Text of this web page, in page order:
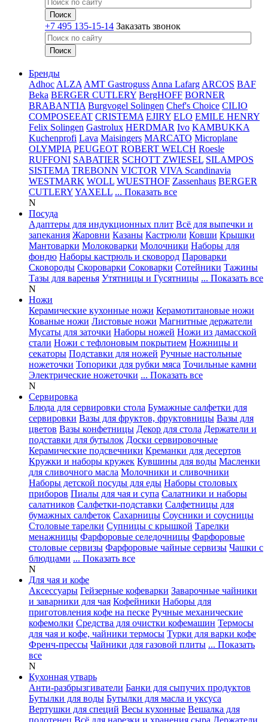
+7 495 135-15-14 Заказать звонок
Бренды
Adhoc ALZA AMT Gastroguss Anna Lafarg ARCOS BAF
Beka BERGER CUTLERY BergHOFF BORNER
BRABANTIA Burgvogel Solingen Chef's Choice CILIO
COMPOSEEAT CRISTEMA EJIRY ELO EMILE HENRY
Felix Solingen Gastrolux HERDMAR Ivo KAMBUKKA
Kuchenprofi Lava Maisingers MARCATO Microplane
OLYMPIA PEUGEOT ROBERT WELCH Roesle
RUFFONI SABATIER SCHOTT ZWIESEL SILAMPOS
SISTEMA TREBONN VICTOR VIVA Scandinavia
WESTMARK WOLL WUESTHOF Zassenhaus BERGER
CUTLERYYAXELL ... Показать все
N
Посуда
Адаптеры для индукционных плит Всё для выпечки и
запекания Жаровни Казаны Кастрюли Ковши Крышки
Мантоварки Молоковарки Молочники Наборы для
фондю Наборы кастрюль и сковород Пароварки
Сковороды Скороварки Соковарки Сотейники Тажины
Тазы для варенья Утятницы и Гусятницы ... Показать все
N
Ножи
Керамические кухонные ножи Керамотитановые ножи
Кованые ножи Листовые ножи Магнитные держатели
Мусаты для заточки Наборы ножей Ножи из дамасской
стали Ножи с тефлоновым покрытием Ножницы и
секаторы Подставки для ножей Ручные настольные
ножеточки Топорики для рубки мяса Точильные камни
Электрические ножеточки ... Показать все
N
Сервировка
Блюда для сервировки стола Бумажные салфетки для
сервировки Вазы для фруктов, фруктовницы Вазы для
цветов Вазы конфетницы Декор для стола Держатели и
подставки для бутылок Доски сервировочные
Керамические подсвечники Креманки для десертов
Кружки и наборы кружек Кувшины для воды Масленки
для сливочного масла Молочники и сливочники
Наборы детской посуды для еды Наборы столовых
приборов Пиалы для чая и супа Салатники и наборы
салатников Салфетки-подставки Салфетницы для
бумажных салфеток Сахарницы Соусники и соусницы
Столовые тарелки Супницы с крышкой Тарелки
менажницы Фарфоровые селедочницы Фарфоровые
столовые сервизы Фарфоровые чайные сервизы Чашки с
блюдцами ... Показать все
N
Для чая и кофе
Аксессуары Гейзерные кофеварки Заварочные чайники
и заварники для чая Кофейники Наборы для
приготовления кофе на песке Ручные механические
кофемолки Средства для очистки кофемашин Термосы
для чая и кофе, чайники термосы Турки для варки кофе
Френч-прессы Чайники для газовой плиты ... Показать
все
N
Кухонная утварь
Анти-разбрызгиватели Банки для сыпучих продуктов
Бутылки для воды Бутылки для масла и уксуса
Вертушки для специй Весы кухонные Вешалка для
полотенец Всё для нарезки и хранения сыра Держатели